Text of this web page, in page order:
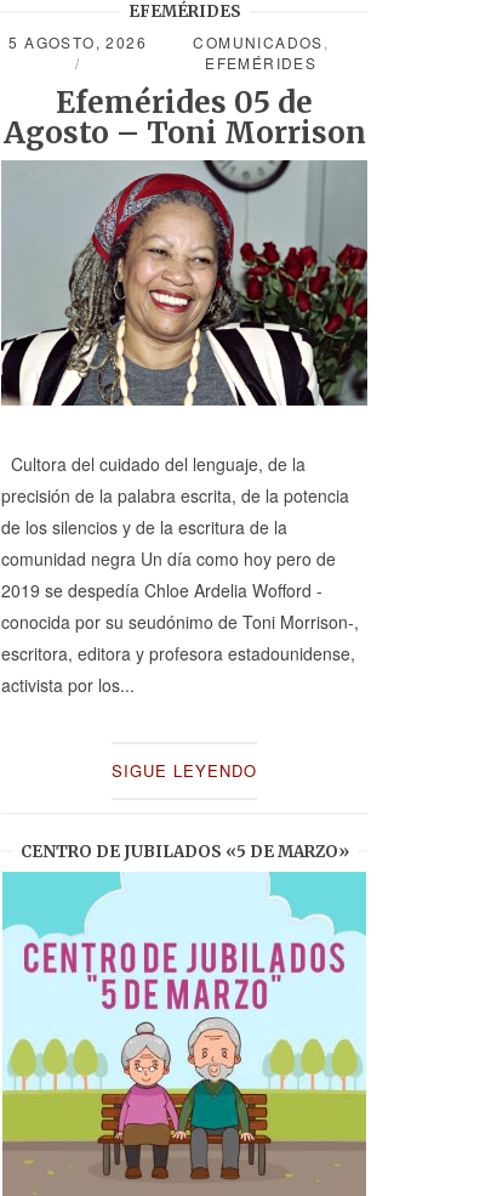
EFEMÉRIDES
5 AGOSTO, 2026
COMUNICADOS,
EFEMÉRIDES
Efemérides 05 de
Agosto – Toni Morrison
Cultora del cuidado del lenguaje, de la
precisión de la palabra escrita, de la potencia
de los silencios y de la escritura de la
comunidad negra Un día como hoy pero de
2019 se despedía Chloe Ardelia Wofford -
conocida por su seudónimo de Toni Morrison-,
escritora, editora y profesora estadounidense,
activista por los...
SIGUE LEYENDO
CENTRO DE JUBILADOS «5 DE MARZO»